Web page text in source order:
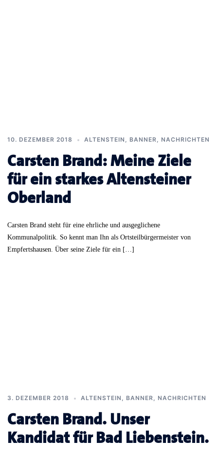
10. DEZEMBER 2018 ALTENSTEIN , BANNER, NACHRICHTEN
Carsten Brand: Meine Ziele
für ein starkes Altensteiner
Oberland
Carsten Brand steht für eine ehrliche und ausgeglichene
Kommunalpolitik. So kennt man Ihn als Ortsteilbürgermeister von
Empfertshausen. Über seine Ziele für ein […]
3. DEZEMBER 2018 ALTENSTEIN , BANNER, NACHRICHTEN
Carsten Brand. Unser
Kandidat für Bad Liebenstein.